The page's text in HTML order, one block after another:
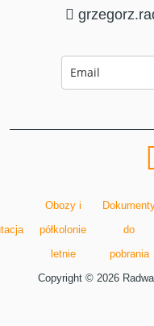
Obozy i
półkolonie
letnie
do
pobrania
Copyright © 2026